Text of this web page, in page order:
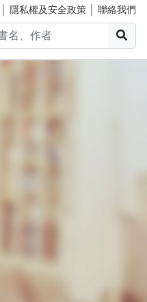
隱私權及安全政策 聯絡我們